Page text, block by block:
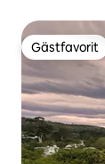
Gästfavorit
Gästfavorit